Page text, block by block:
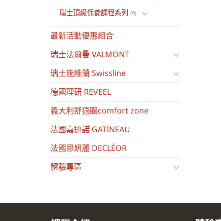
瑞士頂級保養課程系列 (9)
最新活動優惠組合
瑞士法爾曼 VALMONT
瑞士施維蘭 Swissline
德國理研 REVEEL
義大利舒適圈comfort zone
法國嘉迪諾 GATINEAU
法國思妍麗 DECLÉOR
體驗專區